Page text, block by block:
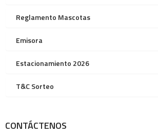
Reglamento Mascotas
Emisora
Estacionamiento 2026
T&C Sorteo
CONTÁCTENOS